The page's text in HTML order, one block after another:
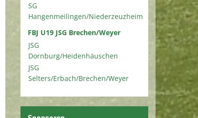
SG
Hangenmeilingen/Niederzeuzheim
FBJ U19 JSG Brechen/Weyer
JSG
Dornburg/Heidenhäuschen
JSG
Selters/Erbach/Brechen/Weyer